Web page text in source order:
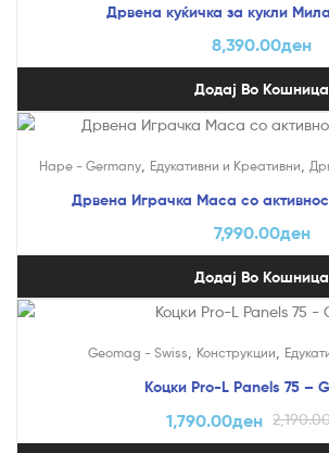
Дрвена куќичка за кукли
8,390.00ден
Додај Во Кошница
Hape - Germany Едукативни и Креативни
Дрвена Играчка Маса со
7,990.00ден
Додај Во Кошница
Geomag - Swiss, Конструкции,
Коцки Pro-L Panels 75 –
1,790.00ден